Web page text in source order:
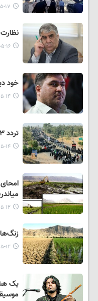
۱۴۰۵-
۱۴۰۵-
خود
۱۴۰۵-
تردد ۹۱۳ هزار زائر از مرز خسروی
۱۴۰۵-
۱۴۰۵-
۱۴۰۵-
یک